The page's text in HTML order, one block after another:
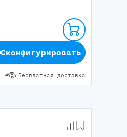
Бесплатная доставка
Сконфигурировать